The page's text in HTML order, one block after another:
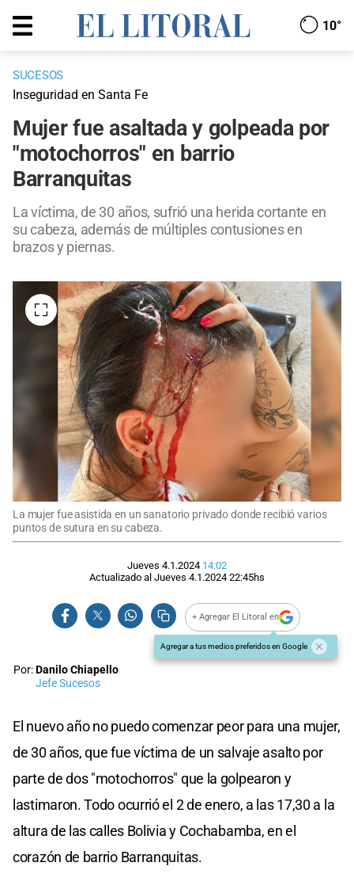
10°
SUCESOS
Inseguridad en Santa Fe
Mujer fue asaltada y golpeada por
"motochorros" en barrio
Barranquitas
La víctima, de 30 años, sufrió una herida cortante en
su cabeza, además de múltiples contusiones en
brazos y piernas.
La mujer fue asistida en un sanatorio privado donde recibió varios
puntos de sutura en su cabeza.
Jueves 4.1.2024 14:02
Actualizado al Jueves 4.1.2024 22:45hs
+ Agregar El Litoral en
Agregar a tus medios preferidos en Google
Por:Danilo Chiapello
Jefe Sucesos
El nuevo año no puedo comenzar peor para una mujer,
de 30 años, que fue víctima de un salvaje asalto por
parte de dos "motochorros" que la golpearon y
lastimaron. Todo ocurrió el 2 de enero, a las 17,30 a la
altura de las calles Bolivia y Cochabamba, en el
corazón de barrio Barranquitas.